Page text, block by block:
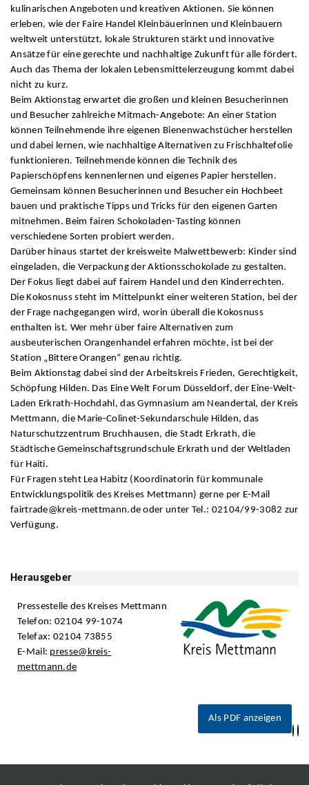
kulinarischen Angeboten und kreativen Aktionen. Sie können
erleben, wie der Faire Handel Kleinbäuerinnen und Kleinbauern
weltweit unterstützt, lokale Strukturen stärkt und innovative
Ansätze für eine gerechte und nachhaltige Zukunft für alle fördert.
Auch das Thema der lokalen Lebensmittelerzeugung kommt dabei
nicht zu kurz.
Beim Aktionstag erwartet die großen und kleinen Besucherinnen
und Besucher zahlreiche Mitmach-Angebote: An einer Station
können Teilnehmende ihre eigenen Bienenwachstücher herstellen
und dabei lernen, wie nachhaltige Alternativen zu Frischhaltefolie
funktionieren. Teilnehmende können die Technik des
Papierschöpfens kennenlernen und eigenes Papier herstellen.
Gemeinsam können Besucherinnen und Besucher ein Hochbeet
bauen und praktische Tipps und Tricks für den eigenen Garten
mitnehmen. Beim fairen Schokoladen-Tasting können
verschiedene Sorten probiert werden.
Darüber hinaus startet der kreisweite Malwettbewerb: Kinder sind
eingeladen, die Verpackung der Aktionsschokolade zu gestalten.
Der Fokus liegt dabei auf fairem Handel und den Kinderrechten.
Die Kokosnuss steht im Mittelpunkt einer weiteren Station, bei der
der Frage nachgegangen wird, worin überall die Kokosnuss
enthalten ist. Wer mehr über faire Alternativen zum
ausbeuterischen Orangenhandel erfahren möchte, ist bei der
Station „Bittere Orangen“ genau richtig.
Beim Aktionstag dabei sind der Arbeitskreis Frieden, Gerechtigkeit,
Schöpfung Hilden. Das Eine Welt Forum Düsseldorf, der Eine-Welt-
Laden Erkrath-Hochdahl, das Gymnasium am Neandertal, der Kreis
Mettmann, die Marie-Colinet-Sekundarschule Hilden, das
Naturschutzzentrum Bruchhausen, die Stadt Erkrath, die
Städtische Gemeinschaftsgrundschule Erkrath und der Weltladen
für Haiti.
Für Fragen steht Lea Habitz (Koordinatorin für kommunale
Entwicklungspolitik des Kreises Mettmann) gerne per E-Mail
fairtrade@kreis-mettmann.de oder unter Tel.: 02104/99-3082 zur
Verfügung.
Herausgeber
Pressestelle des Kreises Mettmann
Telefon: 02104 99-1074
Telefax: 02104 73855
E-Mail: presse@kreis-
mettmann.de
Als PDF anzeigen